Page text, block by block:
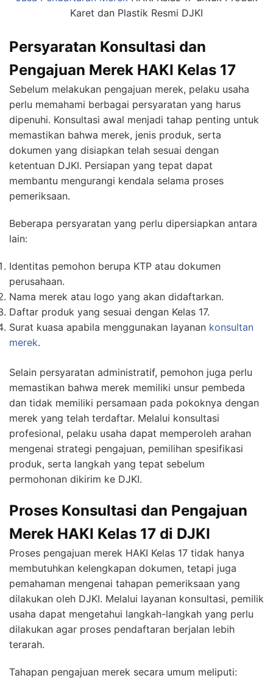
Karet dan Plastik Resmi DJKI
Persyaratan Konsultasi dan
Pengajuan Merek HAKI Kelas 17
Sebelum melakukan pengajuan merek, pelaku usaha
perlu memahami berbagai persyaratan yang harus
dipenuhi. Konsultasi awal menjadi tahap penting untuk
memastikan bahwa merek, jenis produk, serta
dokumen yang disiapkan telah sesuai dengan
ketentuan DJKI. Persiapan yang tepat dapat
membantu mengurangi kendala selama proses
pemeriksaan.
Beberapa persyaratan yang perlu dipersiapkan antara
lain:
Identitas pemohon berupa KTP atau dokumen
perusahaan.
Nama merek atau logo yang akan didaftarkan.
Daftar produk yang sesuai dengan Kelas 17.
Surat kuasa apabila menggunakan layanan konsultan
merek.
Selain persyaratan administratif, pemohon juga perlu
memastikan bahwa merek memiliki unsur pembeda
dan tidak memiliki persamaan pada pokoknya dengan
merek yang telah terdaftar. Melalui konsultasi
profesional, pelaku usaha dapat memperoleh arahan
mengenai strategi pengajuan, pemilihan spesifikasi
produk, serta langkah yang tepat sebelum
permohonan dikirim ke DJKI.
Proses Konsultasi dan Pengajuan
Merek HAKI Kelas 17 di DJKI
Proses pengajuan merek HAKI Kelas 17 tidak hanya
membutuhkan kelengkapan dokumen, tetapi juga
pemahaman mengenai tahapan pemeriksaan yang
dilakukan oleh DJKI. Melalui layanan konsultasi, pemilik
usaha dapat mengetahui langkah-langkah yang perlu
dilakukan agar proses pendaftaran berjalan lebih
terarah.
Tahapan pengajuan merek secara umum meliputi: